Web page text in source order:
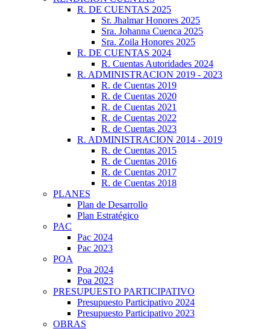
R. DE CUENTAS 2025
Sr. Jhalmar Honores 2025
Sra. Johanna Cuenca 2025
Sra. Zoila Honores 2025
R. DE CUENTAS 2024
R. Cuentas Autoridades 2024
R. ADMINISTRACION 2019 - 2023
R. de Cuentas 2019
R. de Cuentas 2020
R. de Cuentas 2021
R. de Cuentas 2022
R. de Cuentas 2023
R. ADMINISTRACION 2014 - 2019
R. de Cuentas 2015
R. de Cuentas 2016
R. de Cuentas 2017
R. de Cuentas 2018
PLANES
Plan de Desarrollo
Plan Estratégico
PAC
Pac 2024
Pac 2023
POA
Poa 2024
Poa 2023
PRESUPUESTO PARTICIPATIVO
Presupuesto Participativo 2024
Presupuesto Participativo 2023
OBRAS